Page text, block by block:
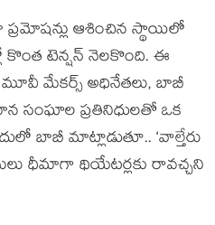
ఆశించిన స్థాయిలో
టెన్షన్ నెలకొంది. ఈ
మూవీ మేకర్స్ అధినేతలు, బాబీ
సంఘాల ప్రతినిధులతో ఒక
బాబీ మాట్లాడుతూ.. ‘వాల్తేరు
ధీమాగా థియేటర్లకు రావచ్చని